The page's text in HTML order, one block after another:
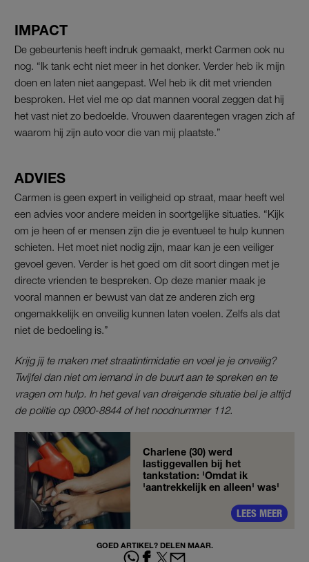
IMPACT
De gebeurtenis heeft indruk gemaakt, merkt Carmen ook nu
nog. “Ik tank echt niet meer in het donker. Verder heb ik mijn
doen en laten niet aangepast. Wel heb ik dit met vrienden
besproken. Het viel me op dat mannen vooral zeggen dat hij
het vast niet zo bedoelde. Vrouwen daarentegen vragen zich af
waarom hij zijn auto voor die van mij plaatste.”
ADVIES
Carmen is geen expert in veiligheid op straat, maar heeft wel
een advies voor andere meiden in soortgelijke situaties. “Kijk
om je heen of er mensen zijn die je eventueel te hulp kunnen
schieten. Het moet niet nodig zijn, maar kan je een veiliger
gevoel geven. Verder is het goed om dit soort dingen met je
directe vrienden te bespreken. Op deze manier maak je
vooral mannen er bewust van dat ze anderen zich erg
ongemakkelijk en onveilig kunnen laten voelen. Zelfs als dat
niet de bedoeling is.”
Krijg jij te maken met straatintimidatie en voel je je onveilig?
Twijfel dan niet om iemand in de buurt aan te spreken en te
vragen om hulp. In het geval van dreigende situatie bel je altijd
de politie op 0900-8844 of het noodnummer 112.
Charlene (30) werd
lastiggevallen bij het
tankstation: 'Omdat ik
'aantrekkelijk en alleen' was'
LEES MEER
GOED ARTIKEL? DELEN MAAR.